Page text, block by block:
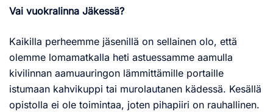
Vai vuokralinna Jäkessä?
Kaikilla perheemme jäsenillä on sellainen olo, että
olemme lomamatkalla heti astuessamme aamulla
kivilinnan aamuauringon lämmittämille portaille
istumaan kahvikuppi tai murolautanen kädessä. Kesällä
opistolla ei ole toimintaa, joten pihapiiri on rauhallinen.